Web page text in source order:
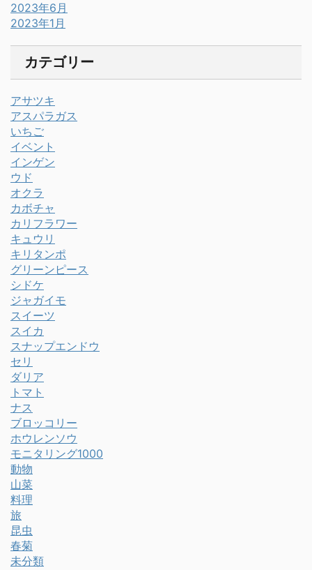
2023年6月
2023年1月
カテゴリー
アサツキ
アスパラガス
いちご
イベント
インゲン
ウド
オクラ
カボチャ
カリフラワー
キュウリ
キリタンポ
グリーンピース
シドケ
ジャガイモ
スイーツ
スイカ
スナップエンドウ
セリ
ダリア
トマト
ナス
ブロッコリー
ホウレンソウ
モニタリング1000
動物
山菜
料理
旅
昆虫
春菊
未分類